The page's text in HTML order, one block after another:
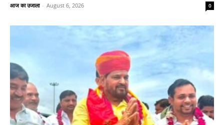
आज का उजाला - August 6, 2026 0